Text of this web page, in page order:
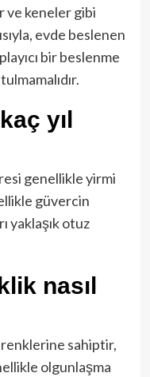
ve keneler gibi
evde beslenen
bir beslenme
yıl
genellikle yirmi
güvercin
yaklaşık otuz
nasıl
renklerine sahiptir,
olgunlaşma